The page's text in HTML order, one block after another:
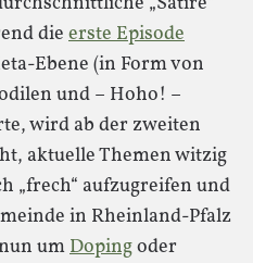
die erste Episode
Ebene (in Form von
und – Hoho! –
wird ab der zweiten
aktuelle Themen witzig
„frech“ aufzugreifen und
in Rheinland-Pfalz
umDopingoder